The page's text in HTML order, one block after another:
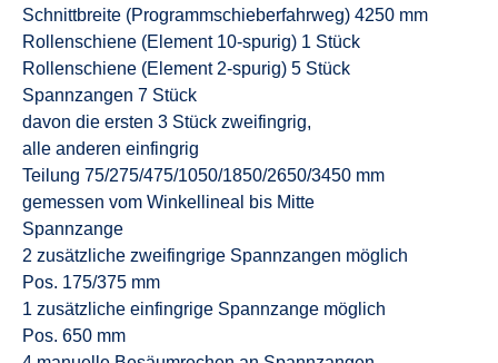
Schnittbreite (Programmschieberfahrweg) 4250 mm
Rollenschiene (Element 10-spurig) 1 Stück
Rollenschiene (Element 2-spurig) 5 Stück
Spannzangen 7 Stück
davon die ersten 3 Stück zweifingrig,
alle anderen einfingrig
Teilung 75/275/475/1050/1850/2650/3450 mm
gemessen vom Winkellineal bis Mitte
Spannzange
2 zusätzliche zweifingrige Spannzangen möglich
Pos. 175/375 mm
1 zusätzliche einfingrige Spannzange möglich
Pos. 650 mm